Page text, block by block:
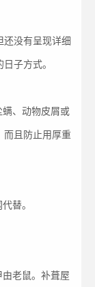
没有呈现详细
子方式。
、动物皮屑或
而且防止用厚重
替。
老鼠。补葺屋